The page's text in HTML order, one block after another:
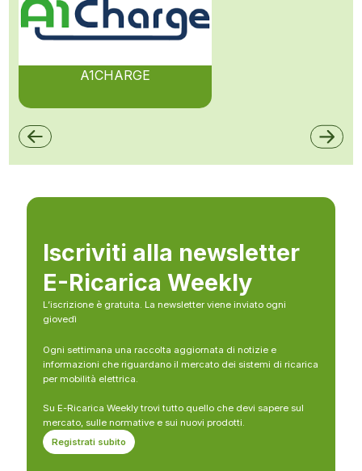
A1CHARGE
Iscriviti alla newsletter
E-Ricarica Weekly
L’iscrizione è gratuita. La newsletter viene inviato ogni
giovedì
Ogni settimana una raccolta aggiornata di notizie e
informazioni che riguardano il mercato dei sistemi di ricarica
per mobilità elettrica.
Su E-Ricarica Weekly trovi tutto quello che devi sapere sul
mercato, sulle normative e sui nuovi prodotti.
Registrati subito